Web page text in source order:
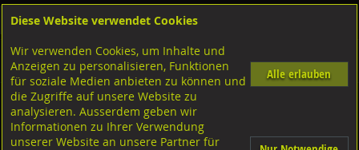
Shop Schrauben Diverse Schrauben
M-Gewinde
Diverse Ausführungen M-Gewinde
schwere AusführungC15 verzinkt, DIN580 ISO3266
Diese Website verwendet Cookies
Wir verwenden Cookies, um Inhalte und
Anzeigen zu personalisieren, Funktionen
für soziale Medien anbieten zu können und
die Zugriffe auf unsere Website zu
analysieren. Ausserdem geben wir
Informationen zu Ihrer Verwendung
unserer Website an unsere Partner für
Alle erlauben